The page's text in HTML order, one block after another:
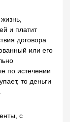
и платит
договора
или его
по истечении
то деньги
с